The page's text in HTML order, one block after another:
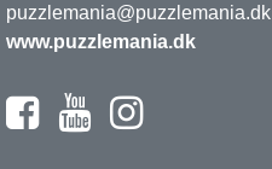
puzzlemania@puzzlemania.dk
www.puzzlemania.dk